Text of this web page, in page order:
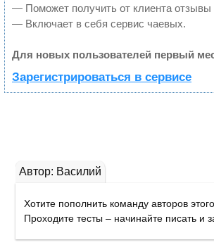
— Поможет получить от клиента отзывы
— Включает в себя сервис чаевых.
Для новых пользователей первый
Зарегистрироваться в сервисе
Автор: Василий